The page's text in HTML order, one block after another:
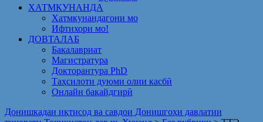
ХАТМКУНАНДА
Хатмкунандагони мо
Ифтихори мо!
ДОВТАЛАБ
Бакалавриат
Магистратура
Докторантура PhD
Таҳсилоти дуюми олии касбӣ
Онлайн бақайдгирӣ
Донишкадаи иқтисод ва савдои Донишгоҳи давлатии